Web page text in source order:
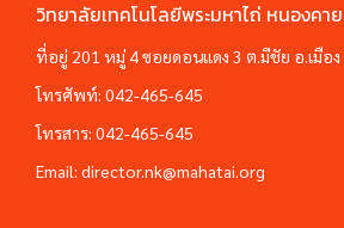
วิทยาลัยเทคโนโลยีพระมหาไถ่ หนองคา
ที่อยู่ 201 หมู่ 4 ซอยดอนแดง 3 ต.มีชัย อ.เมือ
โทรศัพท์: 042-465-645
โทรสาร: 042-465-645
Email: director.nk@mahatai.org